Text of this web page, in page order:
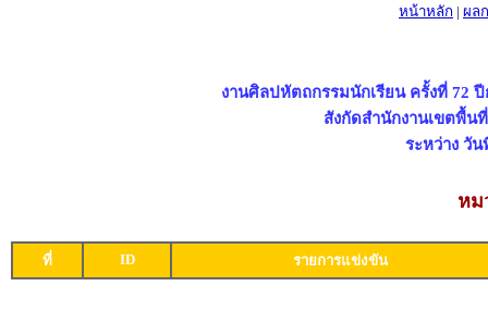
หน้าหลัก | ผล
งานศิลปหัตถกรรมนักเรียน ครั้งที่ 72
สังกัดสำนักงานเขตพื้น
ระหว่าง วั
หม
ที่ ID รายการแข่งขัน